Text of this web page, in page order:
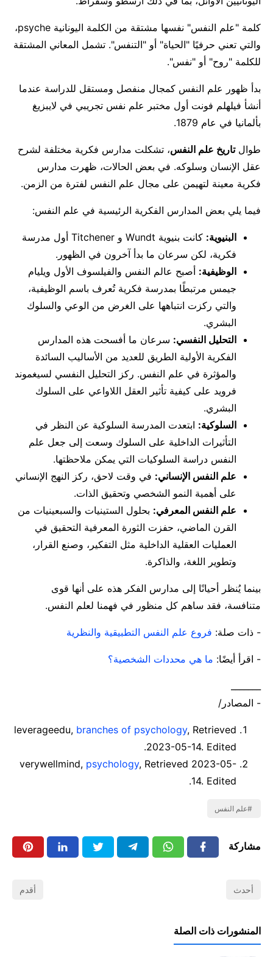
كلمة "علم النفس" نفسها مشتقة من الكلمة اليونانية psyche،
والتي تعني حرفيًا "الحياة" أو "التنفس". تشمل المعاني المشتقة
للكلمة "روح" أو "نفس".
بدأ ظهور علم النفس كمجال منفصل ومستقل للدراسة عندما
أنشأ فيلهلم فونت أول مختبر علم نفس تجريبي في لايبزيغ
بألمانيا في عام 1879.
طوالتاريخ علم النفس، تشكلت مدارس فكرية مختلفة لشرح
عقل الإنسان وسلوكه. في بعض الحالات، ظهرت مدارس
فكرية معينة لتهيمن على مجال علم النفس لفترة من الزمن.
فيما يلي بعض المدارس الفكرية الرئيسية في علم النفس:
البنيوية:
كانت بنيوية Wundt و Titchener أول مدرسة
فكرية، لكن سرعان ما بدأ آخرون في الظهور.
الوظيفية: أصبح عالم النفس والفيلسوف الأول ويليام
جيمس مرتبطًا بمدرسة فكرية تُعرف باسم الوظيفية،
والتي ركزت انتباهها على الغرض من الوعي والسلوك
البشري.
التحليل النفسي: سرعان ما أفسحت هذه المدارس
الفكرية الأولية الطريق للعديد من الأساليب السائدة
والمؤثرة في علم النفس. ركز التحليل النفسي لسيغموند
فرويد على كيفية تأثير العقل اللاواعي على السلوك
البشري.
السلوكية: ابتعدت المدرسة السلوكية عن النظر في
التأثيرات الداخلية على السلوك وسعت إلى جعل علم
النفس دراسة السلوكيات التي يمكن ملاحظتها.
علم النفس الإنساني: في وقت لاحق، ركز النهج الإنساني
على أهمية النمو الشخصي وتحقيق الذات.
علم النفس المعرفي: بحلول الستينيات والسبعينيات من
القرن الماضي، حفزت الثورة المعرفية التحقيق في
العمليات العقلية الداخلية مثل التفكير، وصنع القرار،
وتطوير اللغة، والذاكرة.
بينما يُنظر أحيانًا إلى مدارس الفكر هذه على أنها قوى
متنافسة، فقد ساهم كل منظور في فهمنا لعلم النفس.
- ذات صلة: فروع علم النفس التطبيقية والنظرية
- اقرأ أيضًا: ما هي محددات الشخصية؟
- المصادر/
leverageedu, branches of psychology, Retrieved
2023-05-14. Edited.
verywellmind, psychology, Retrieved 2023-05-
14. Edited.
علم النفس
مشاركة
أحدث أقدم
المنشورات ذات الصلة